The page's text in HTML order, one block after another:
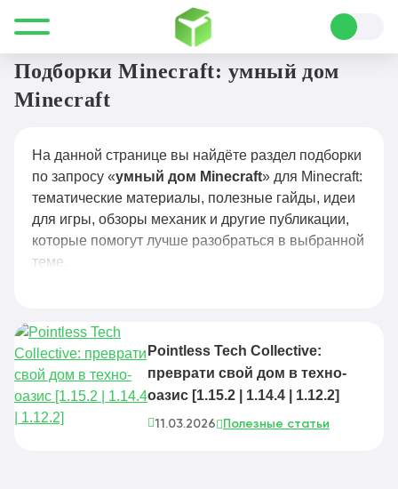
Все для Minecraft умный дом Minecraft
Подборки Minecraft: умный дом
Minecraft
На данной странице вы найдёте раздел подборки
по запросу «умный дом Minecraft» для Minecraft:
тематические материалы, полезные гайды, идеи
для игры, обзоры механик и другие публикации,
которые помогут лучше разобраться в выбранной
теме.
Pointless Tech Collective:
преврати свой дом в техно-
оазис [1.15.2 | 1.14.4 | 1.12.2]
11.03.2026 Полезные статьи